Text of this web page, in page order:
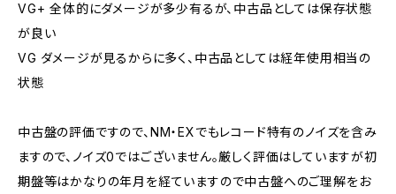
VG+ 全体的にダメージが多少有るが、中古品としては保存状態
が良い
VG ダメージが見るからに多く、中古品としては経年使用相当の
状態
中古盤の評価ですので、NM・EXでもレコード特有のノイズを含み
ますので、ノイズ0ではございません。厳しく評価はしていますが初
期盤等はかなりの年月を経ていますので中古盤へのご理解をお